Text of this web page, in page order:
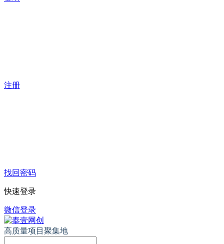
注册
找回密码
快速登录
微信登录
高质量项目聚集地